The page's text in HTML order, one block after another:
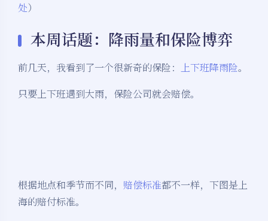
处）
本周话题：降雨量和保险博弈
前几天，我看到了一个很新奇的保险： 上下班降雨险。
只要上下班遇到大雨，保险公司就会赔偿。
根据地点和季节而不同， 赔偿标准都不一样，下图是上
海的赔付标准。